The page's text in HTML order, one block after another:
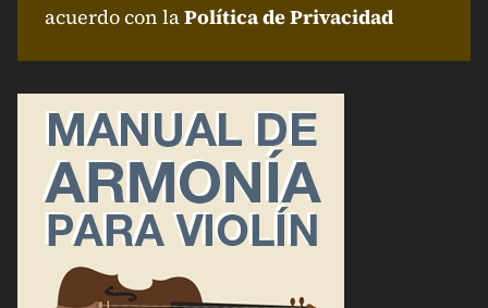
acuerdo con laPolítica de Privacidad